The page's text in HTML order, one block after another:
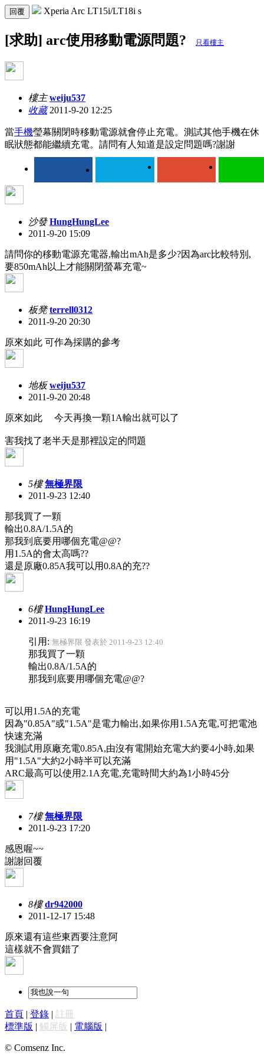
回覆 Xperia Arc LT15i/LT18i s
[求助] arc使用移動電源問題? 只看樓主
樓主 weiju537
收藏2011-9-20 12:25
當手機瑩幕關閉時移動電源就會停止充電。測試其他手機在休
眠狀態都能繼續充電。請問有人知道是設定問題嗎?謝謝
沙發 HungHungLee
2011-9-20 15:09
請問你的移動電源充電器,輸出mAh是多少?因為arc比較特別,
要850mAh以上才能關閉螢幕充電~
板凳 terrell0312
2011-9-20 20:30
原來如此 可作為採購的參考
地板 weiju537
2011-9-20 20:48
原來如此 今天再換一顆1A輸出就可以了
害我找了老半天是那裡設定的問題
5樓 無極界限
2011-9-23 12:40
那我買了一顆
輸出0.8A/1.5A的
那我到底要用哪個充電@@?
用1.5A的會太高嗎??
還是原廠0.85A我可以用0.8A的充??
6樓 HungHungLee
2011-9-23 16:19
引用: 無極界限 發表於 2011-9-23 12:40
那我買了一顆
輸出0.8A/1.5A的
那我到底要用哪個充電@@?
可以用1.5A的充電
因為"0.85A"或"1.5A"是電力輸出,如果你用1.5A充電,可把電池
快速充滿
我測試用原廠充電0.85A,由沒有電開始充電大約要4小時,如果
用"1.5A"大約2小時半可以充滿
ARC最高可以使用2.1A充電,充電時間大約為1小時45分
7樓 無極界限
2011-9-23 17:20
感恩喔~~
謝謝回覆
8樓 dr942000
2011-12-17 15:48
原來還有這些東西要注意阿
這樣就不會買錯了
首頁 | 登錄 | 註冊
標準版 | 觸屏版 | 電腦版 |
© Comsenz Inc.